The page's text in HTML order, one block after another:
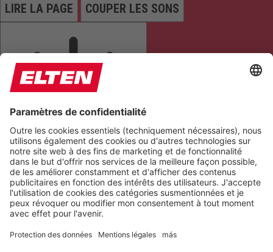
LIRE LA PAGE COUPER LES SONS
ARRÊTER LES ANIMATIONS
Réinitialiser les paramètres